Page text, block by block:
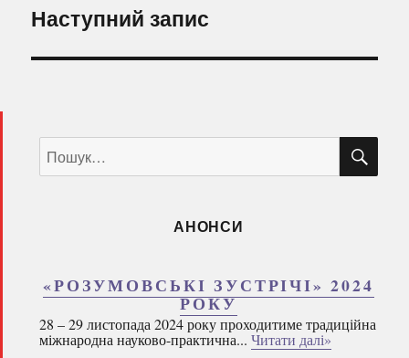
Наступний
запис:
Наступний запис
за
запитом:
АНОНСИ
«РОЗУМОВСЬКІ ЗУСТРІЧІ» 2024
РОКУ
28 – 29 листопада 2024 року проходитиме традиційна
міжнародна науково-практична... Читати далі»